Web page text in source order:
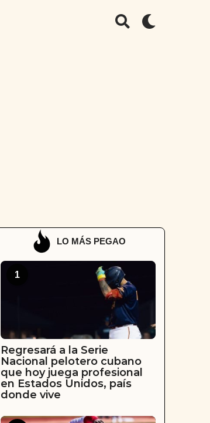
LO MÁS PEGAO
1
Regresará a la Serie
Nacional pelotero cubano
que hoy juega profesional
en Estados Unidos, país
donde vive